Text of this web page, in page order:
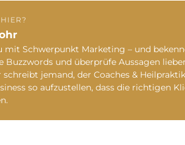
mit Schwerpunkt Marketing – und
Buzzwords und überprüfe Aussagen
jemand, der Coaches &
so aufzustellen, dass die richtigen